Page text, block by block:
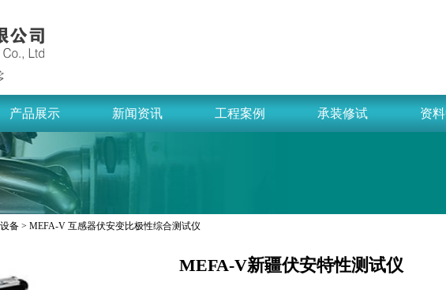
产品展示 新闻资讯 工程案例 承装修试 资
备 > MEFA-V 互感器伏安变比极性综合测试仪
MEFA-V新疆伏安特性测试仪